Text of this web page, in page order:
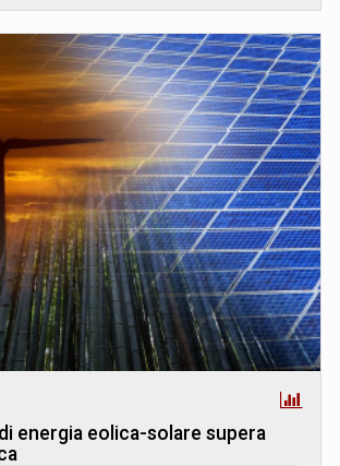
energia eolica-solare supera